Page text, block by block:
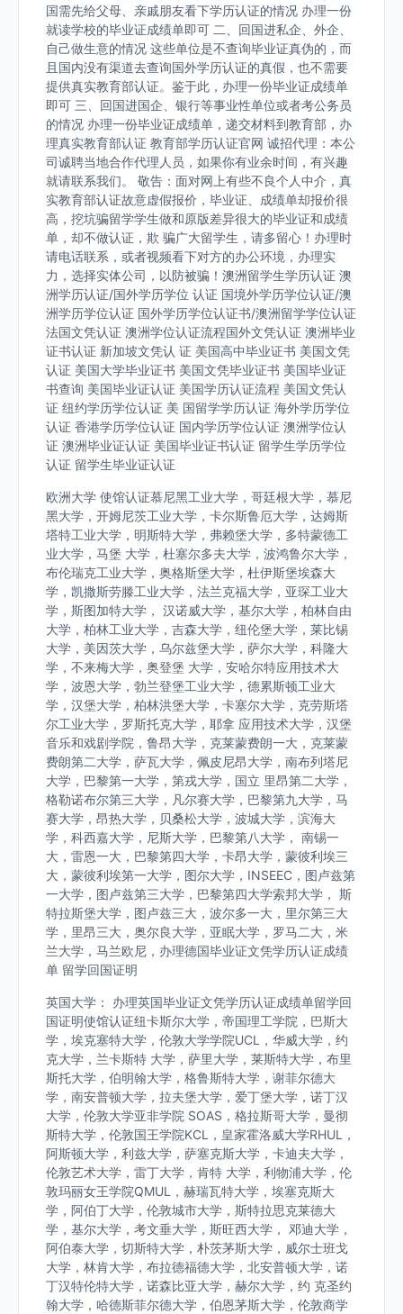
国需先给父母、亲戚朋友看下学历认证的情况 办理一份
就读学校的毕业证成绩单即可 二、回国进私企、外企、
自己做生意的情况 这些单位是不查询毕业证真伪的，而
且国内没有渠道去查询国外学历认证的真假，也不需要
提供真实教育部认证。鉴于此，办理一份毕业证成绩单
即可 三、回国进国企、银行等事业性单位或者考公务员
的情况 办理一份毕业证成绩单，递交材料到教育部，办
理真实教育部认证 教育部学历认证官网 诚招代理：本公
司诚聘当地合作代理人员，如果你有业余时间，有兴趣
就请联系我们。 敬告：面对网上有些不良个人中介，真
实教育部认证故意虚假报价，毕业证、成绩单却报价很
高，挖坑骗留学学生做和原版差异很大的毕业证和成绩
单，却不做认证，欺 骗广大留学生，请多留心！办理时
请电话联系，或者视频看下对方的办公环境，办理实
力，选择实体公司，以防被骗！澳洲留学生学历认证 澳
洲学历认证/国外学历学位 认证 国境外学历学位认证/澳
洲学历学位认证 国外学历学位认证书/澳洲留学学位认证
法国文凭认证 澳洲学位认证流程国外文凭认证 澳洲毕业
证书认证 新加坡文凭认 证 美国高中毕业证书 美国文凭
认证 美国大学毕业证书 美国文凭毕业证书 美国毕业证
书查询 美国毕业证认证 美国学历认证流程 美国文凭认
证 纽约学历学位认证 美 国留学学历认证 海外学历学位
认证 香港学历学位认证 国内学历学位认证 澳洲学位认
证 澳洲毕业证认证 美国毕业证书认证 留学生学历学位
认证 留学生毕业证认证
欧洲大学 使馆认证慕尼黑工业大学，哥廷根大学，慕尼
黑大学，开姆尼茨工业大学，卡尔斯鲁厄大学，达姆斯
塔特工业大学，明斯特大学，弗赖堡大学，多特蒙德工
业大学，马堡 大学，杜塞尔多夫大学，波鸿鲁尔大学，
布伦瑞克工业大学，奥格斯堡大学，杜伊斯堡埃森大
学，凯撒斯劳滕工业大学，法兰克福大学，亚琛工业大
学，斯图加特大学， 汉诺威大学，基尔大学，柏林自由
大学，柏林工业大学，吉森大学，纽伦堡大学，莱比锡
大学，美因茨大学，乌尔兹堡大学，萨尔大学，科隆大
学，不来梅大学，奥登堡 大学，安哈尔特应用技术大
学，波恩大学，勃兰登堡工业大学，德累斯顿工业大
学，汉堡大学，柏林洪堡大学，卡塞尔大学，克劳斯塔
尔工业大学，罗斯托克大学，耶拿 应用技术大学，汉堡
音乐和戏剧学院，鲁昂大学，克莱蒙费朗一大，克莱蒙
费朗第二大学，萨瓦大学，佩皮尼昂大学，南布列塔尼
大学，巴黎第一大学，第戎大学，国立 里昂第二大学，
格勒诺布尔第三大学，凡尔赛大学，巴黎第九大学，马
赛大学，昂热大学，贝桑松大学，波城大学，滨海大
学，科西嘉大学，尼斯大学，巴黎第八大学， 南锡一
大，雷恩一大，巴黎第四大学，卡昂大学，蒙彼利埃三
大，蒙彼利埃第一大学，图尔大学，INSEEC，图卢兹第
一大学，图卢兹第三大学，巴黎第四大学索邦大学， 斯
特拉斯堡大学，图卢兹三大，波尔多一大，里尔第三大
学，里昂三大，奥尔良大学，亚眠大学，罗马二大，米
兰大学，马兰欧尼，办理德国毕业证文凭学历认证成绩
单 留学回国证明
英国大学： 办理英国毕业证文凭学历认证成绩单留学回
国证明使馆认证纽卡斯尔大学，帝国理工学院，巴斯大
学，埃克塞特大学，伦敦大学学院UCL，华威大学，约
克大学，兰卡斯特 大学，萨里大学，莱斯特大学，布里
斯托大学，伯明翰大学，格鲁斯特大学，谢菲尔德大
学，南安普顿大学，拉夫堡大学，爱丁堡大学，诺丁汉
大学，伦敦大学亚非学院 SOAS，格拉斯哥大学，曼彻
斯特大学，伦敦国王学院KCL，皇家霍洛威大学RHUL，
阿斯顿大学，利兹大学，萨塞克斯大学，卡迪夫大学，
伦敦艺术大学，雷丁大学，肯特 大学，利物浦大学，伦
敦玛丽女王学院QMUL，赫瑞瓦特大学，埃塞克斯大
学，阿伯丁大学，伦敦城市大学，斯特拉思克莱德大
学，基尔大学，考文垂大学，斯旺西大学， 邓迪大学，
阿伯泰大学，切斯特大学，朴茨茅斯大学，威尔士班戈
大学，林肯大学，布拉德福德大学，北安普顿大学，诺
丁汉特伦特大学，诺森比亚大学，赫尔大学，约 克圣约
翰大学，哈德斯菲尔德大学，伯恩茅斯大学，伦敦商学